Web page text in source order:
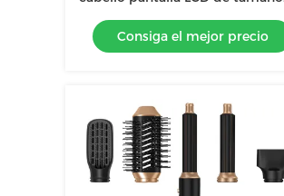
múltiple ancha y estrecha
Consiga el mejor precio